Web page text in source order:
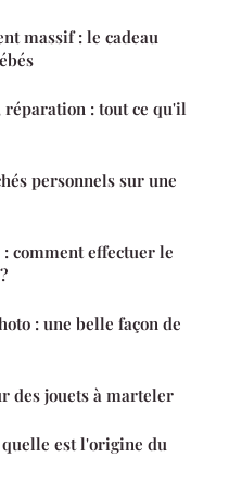
massif : le cadeau
: tout ce qu'il
personnels sur une
comment effectuer le
: une belle façon de
des jouets à marteler
est l'origine du